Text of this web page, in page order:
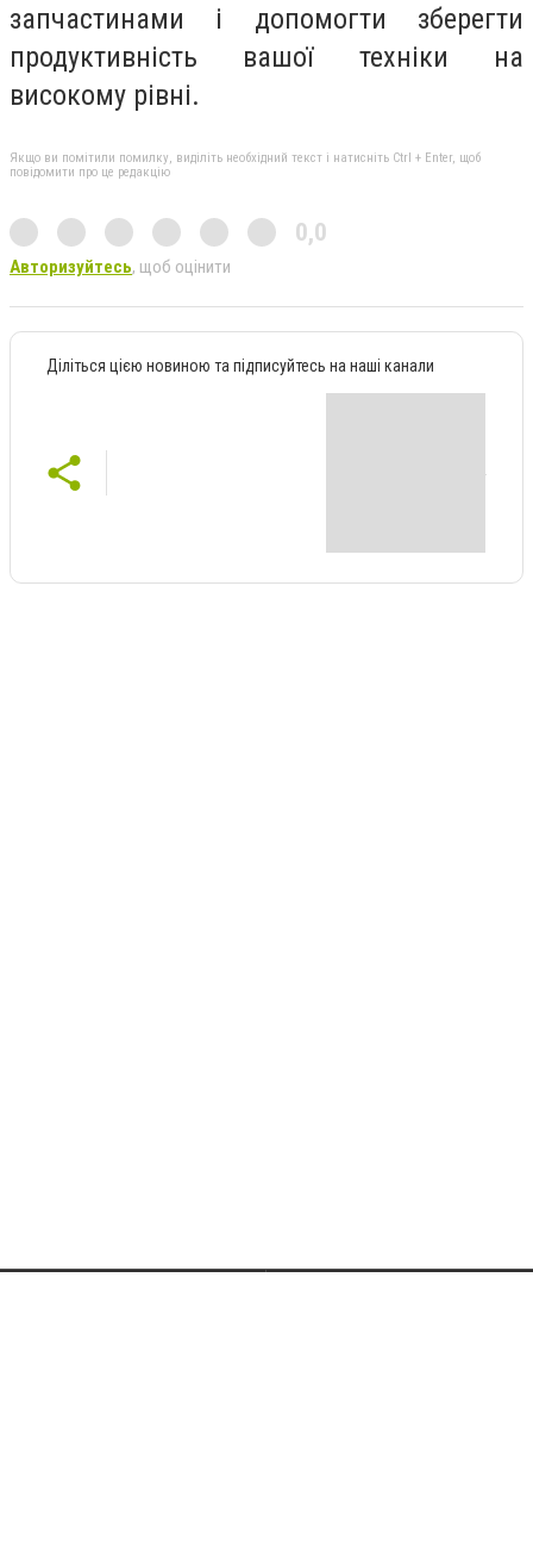
запчастинами і допомогти зберегти
продуктивність вашої техніки на
високому рівні.
Якщо ви помітили помилку, виділіть необхідний текст і натисніть Ctrl + Enter, щоб
повідомити про це редакцію
0,0
Авторизуйтесь, щоб оцінити
Діліться цією новиною та підписуйтесь на наші канали